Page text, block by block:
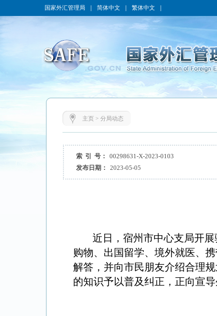
国家外汇管理局 简体中文 繁体中文
主页> 分局动态
索 引 号：
00298631-X-2023-0103
发布日期：
2023-05-05
近日，宿州市中心支局开
购物、出国留学、境外就医、
解答， 并向市民朋友介绍合理
的知识予以普及纠正，正向宣